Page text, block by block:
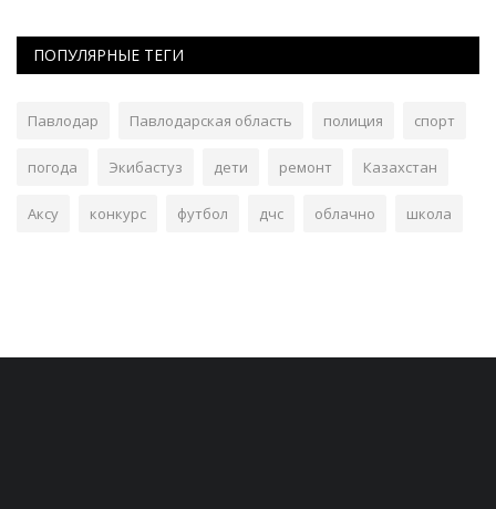
ПОПУЛЯРНЫЕ ТЕГИ
Павлодар Павлодарская область полиция спорт
погода Экибастуз дети ремонт Казахстан
Аксу конкурс футбол дчс облачно школа